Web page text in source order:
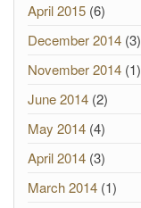
April 2015 (6)
December 2014 (3)
November 2014 (1)
June 2014 (2)
May 2014 (4)
April 2014 (3)
March 2014 (1)